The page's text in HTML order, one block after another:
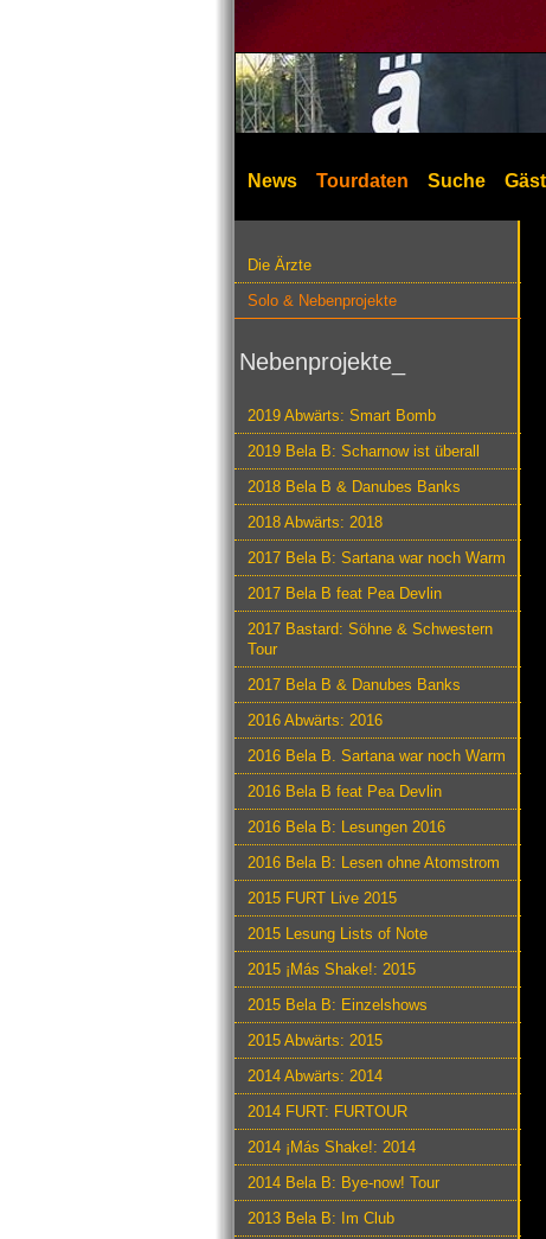
News Tourdaten Suche
Die Ärzte
Solo & Nebenprojekte
Nebenprojekte_
2019 Abwärts: Smart Bomb
2019 Bela B: Scharnow ist überall
2018 Bela B & Danubes Banks
2018 Abwärts: 2018
2017 Bela B: Sartana war noch Warm
2017 Bela B feat Pea Devlin
2017 Bastard: Söhne & Schwestern
Tour
2017 Bela B & Danubes Banks
2016 Abwärts: 2016
2016 Bela B. Sartana war noch Warm
2016 Bela B feat Pea Devlin
2016 Bela B: Lesungen 2016
2016 Bela B: Lesen ohne Atomstrom
2015 FURT Live 2015
2015 Lesung Lists of Note
2015 ¡Más Shake!: 2015
2015 Bela B: Einzelshows
2015 Abwärts: 2015
2014 Abwärts: 2014
2014 FURT: FURTOUR
2014 ¡Más Shake!: 2014
2014 Bela B: Bye-now! Tour
2013 Bela B: Im Club